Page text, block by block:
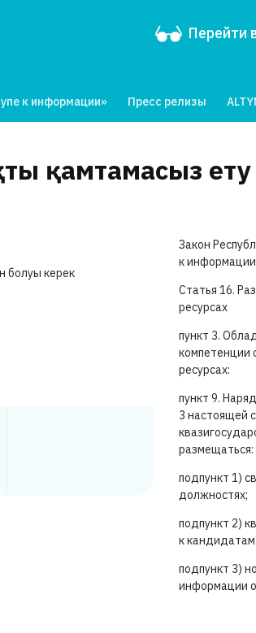
Перейти
к информации» Пресс релизы
қамтамасыз ету
болуы керек
Закон
к
Статья 16.
ресурсах
пункт 3.
компетенции
ресурсах:
пункт 9.
3 настоящей
размещаться:
подпункт 1)
должностях;
подпункт 2)
к
подпункт 3)
информации